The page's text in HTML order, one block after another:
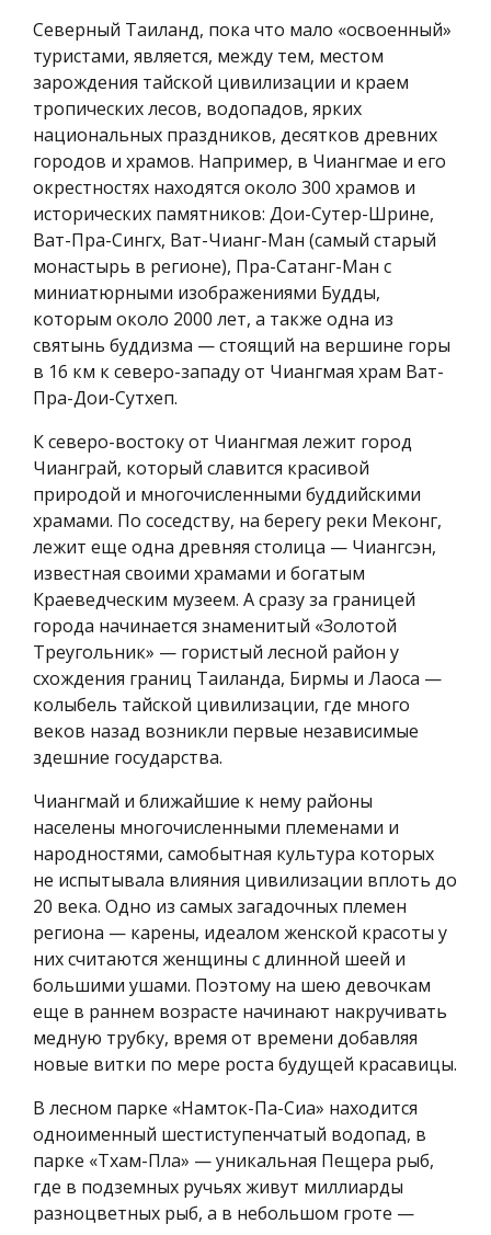
Северный Таиланд, пока что мало «освоенный»
туристами, является, между тем, местом
зарождения тайской цивилизации и краем
тропических лесов, водопадов, ярких
национальных праздников, десятков древних
городов и храмов. Например, в Чиангмае и его
окрестностях находятся около 300 храмов и
исторических памятников: Дои-Сутер-Шрине,
Ват-Пра-Сингх, Ват-Чианг-Ман (самый старый
монастырь в регионе), Пра-Сатанг-Ман с
миниатюрными изображениями Будды,
которым около 2000 лет, а также одна из
святынь буддизма — стоящий на вершине горы
в 16 км к северо-западу от Чиангмая храм Ват-
Пра-Дои-Сутхеп.
К северо-востоку от Чиангмая лежит город
Чианграй, который славится красивой
природой и многочисленными буддийскими
храмами. По соседству, на берегу реки Меконг,
лежит еще одна древняя столица — Чиангсэн,
известная своими храмами и богатым
Краеведческим музеем. А сразу за границей
города начинается знаменитый «Золотой
Треугольник» — гористый лесной район у
схождения границ Таиланда, Бирмы и Лаоса —
колыбель тайской цивилизации, где много
веков назад возникли первые независимые
здешние государства.
Чиангмай и ближайшие к нему районы
населены многочисленными племенами и
народностями, самобытная культура которых
не испытывала влияния цивилизации вплоть до
20 века. Одно из самых загадочных племен
региона — карены, идеалом женской красоты у
них считаются женщины с длинной шеей и
большими ушами. Поэтому на шею девочкам
еще в раннем возрасте начинают накручивать
медную трубку, время от времени добавляя
новые витки по мере роста будущей красавицы.
В лесном парке «Намток-Па-Сиа» находится
одноименный шестиступенчатый водопад, в
парке «Тхам-Пла» — уникальная Пещера рыб,
где в подземных ручьях живут миллиарды
разноцветных рыб, а в небольшом гроте —